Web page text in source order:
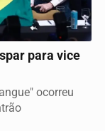
para vice
ocorreu